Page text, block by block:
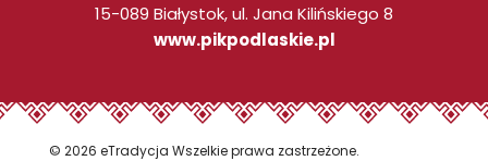
15-089 Białystok, ul. Jana Kilińskiego 8
www.pikpodlaskie.pl
© 2026 eTradycja Wszelkie prawa zastrzeżone.